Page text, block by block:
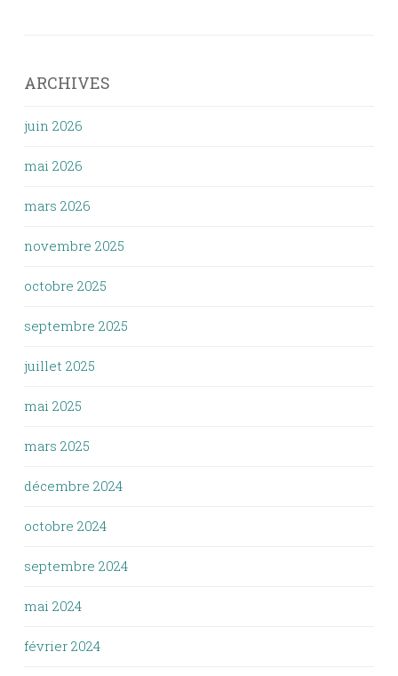
ARCHIVES
juin 2026
mai 2026
mars 2026
novembre 2025
octobre 2025
septembre 2025
juillet 2025
mai 2025
mars 2025
décembre 2024
octobre 2024
septembre 2024
mai 2024
février 2024